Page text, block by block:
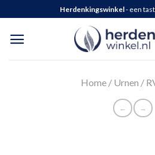
Herdenkingswinkel- een
Home/ Urnen /
← →